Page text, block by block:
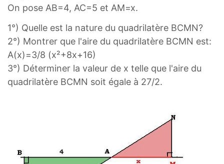
On pose AB=4, AC=5 et AM=x.
1°) Quelle est la nature du quadrilatère BCMN?
2°) Montrer que l'aire du quadrilatère BCMN est:
A(x)=3/8 (x²+8x+16)
3°) Déterminer la valeur de x telle que l'aire du
quadrilatère BCMN soit égale à 27/2.